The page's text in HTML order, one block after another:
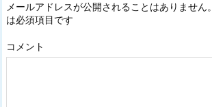
メールアドレスが公開されることはありません。
は必須項目です
コメント